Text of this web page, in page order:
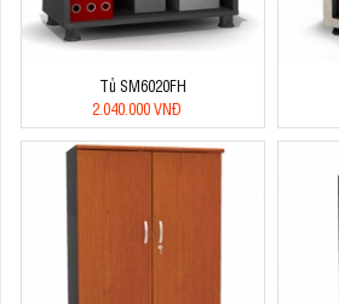
Tủ SM6020FH
2.040.000 VNĐ